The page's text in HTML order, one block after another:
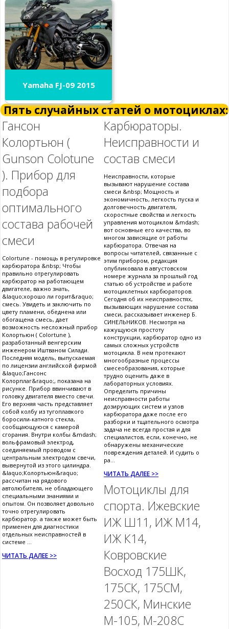
Yamaha FJ-09 2015
Пять случайных статей о мотоциклах:
Гансон
Колортьюн (
Gunson Colotune
). Прибор для
подбора
оптимального
состава рабочей
смеси
Colortune - помощь в регулировке
карбюратора &nbsp; Чтобы
правильно отрегулировать
карбюратор на работающем
двигателе, важно знать,
&laquo;хорошо ли горит&raquo;
смесь. Увидеть и заключить по
цвету пламени, обеднена или
обогащена смесь, дает
возможность несложный прибор
Колортьюн ( Colortune ),
разработанный венгерским
инженером Иштваном Силади.
Последняя модель, выпускаемая
по лицензии английской фирмой
&laquo;Гансонс
Колорплаг&raquo;, показана на
рисунке. Прибор ввинчивают в
головку двигателя вместо свечи.
Его верхняя часть представляет
собой колбу из тугоплавкого
боросили-катного стекла,
сообщающуюся с камерой
сгорания. Внутри колбы &mdash;
вольфрамовый электрод,
соединяемый проводом с
центральным электродом свечи,
вывернутой из этого цилиндра.
&laquo;Колортьюн&raquo;
рассчитан на рядового
автолюбителя, не обладающего
специальными знаниями и
опытом. Он позволяет довольно
точно отрегулировать
карбюратор. а также может быть
применен для диагностики
отдельных неисправностей в
системе ...
ЧИТАТЬ ДАЛЕЕ >>
Карбюраторы.
Неисправности и
состав смеси
Неисправности, которые
вызывают нарушение состава
смеси &nbsp; Мощность и
экономичность, легкость пуска и
долговечность двигателя,
скоростные свойства и легкость
управления мотоциклом &mdash;
вот основные его качества, во
многом зависящие от работы
карбюратора. Отвечая на
вопросы читателей, связанные с
этим прибором, редакция
опубликовала в августовском
номере журнала за прошлый год
статью об устройстве и работе
мотоциклетных карбюраторов.
Сегодня об их неисправностях,
вызывающих нарушение состава
смеси, рассказывает инженер Б.
СИНЕЛЬНИКОВ. Несмотря на
кажущуюся простоту
конструкции, карбюратор одно из
самых сложных устройств
мотоцикла. В нем протекают
многообразные процессы
смесеобразования, которые
трудно оценить даже в
лабораторных условиях.
Определить причины
неисправности работы
дозирующих систем и узлов
карбюратора даже после его
разборки и тщательного осмотра
задача не всегда простая и для
специалистов, если, конечно, не
обнаружены механические
повреждения деталей. И судить о
ра...
ЧИТАТЬ ДАЛЕЕ >>
Мотоциклы для
спорта. Ижевские
ИЖ Ш11, ИЖ М14,
ИЖ К14,
Ковровские
Восход 175ШК,
175СК, 175СМ,
250СК, Минские
М-105, М-208С